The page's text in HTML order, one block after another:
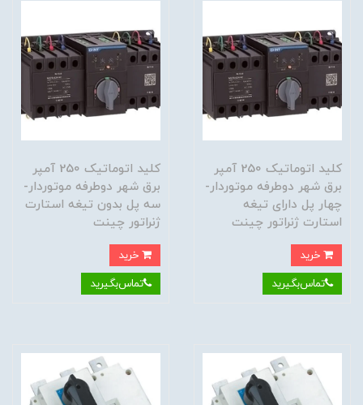
کلید اتوماتیک 250 آمپر
برق شهر دوطرفه موتوردار-
چهار پل دارای تیغه
استارت ژنراتور چینت
خرید
تماس‌بگیرید
کلید اتوماتیک 250 آمپر
برق شهر دوطرفه موتوردار-
سه پل بدون تیغه استارت
ژنراتور چینت
خرید
تماس‌بگیرید